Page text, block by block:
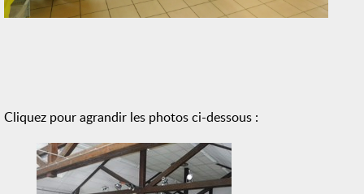
Cliquez pour agrandir les photos ci-dessous :